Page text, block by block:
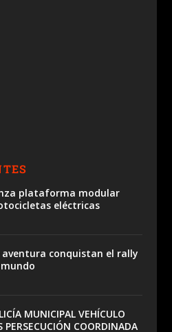
plataforma modular
eléctricas
aventura conquistan el rally
MUNICIPAL VEHÍCULO
PERSECUCIÓN COORDINADA